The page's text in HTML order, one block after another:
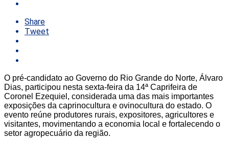
Share
Tweet
O pré-candidato ao Governo do Rio Grande do Norte, Álvaro
Dias, participou nesta sexta-feira da 14ª Caprifeira de
Coronel Ezequiel, considerada uma das mais importantes
exposições da caprinocultura e ovinocultura do estado. O
evento reúne produtores rurais, expositores, agricultores e
visitantes, movimentando a economia local e fortalecendo o
setor agropecuário da região.